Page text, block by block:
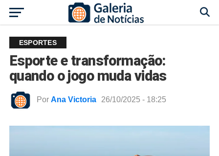
ESPORTES
Esporte e transformação:
quando o jogo muda vidas
Por Ana Victoria 26/10/2025 - 18:25